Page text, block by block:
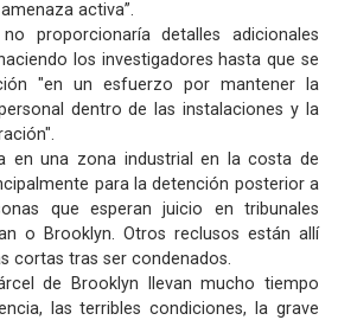
activa”.
proporcionaría detalles adicionales
los investigadores hasta que se
"en un esfuerzo por mantener la
dentro de las instalaciones y la
en una zona industrial en la costa de
para la detención posterior a
que esperan juicio en tribunales
o Brooklyn. Otros reclusos están allí
cortas tras ser condenados.
de Brooklyn llevan mucho tiempo
las terribles condiciones, la grave